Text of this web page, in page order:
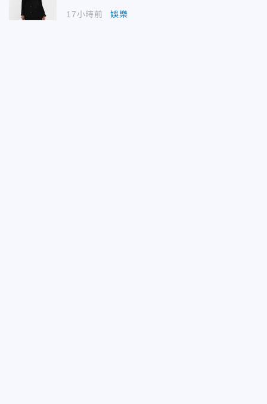
17小時前 娛樂